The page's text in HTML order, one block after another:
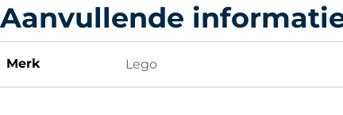
Aanvullende
Merk Lego